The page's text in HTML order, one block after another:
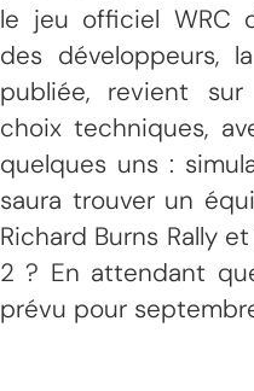
le jeu officiel WRC
des développeurs,
publiée, revient
choix techniques,
quelques uns :
saura trouver un
Richard Burns Rally
2 ? En attendant
prévu pour